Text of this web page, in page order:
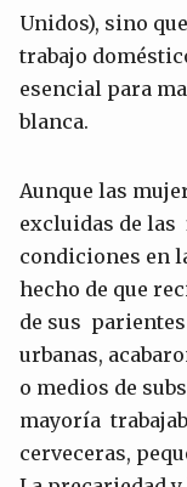
Unidos), sino
trabajo
esencial para
blanca.
Aunque las
excluidas de
condiciones en
hecho de que
de sus
urbanas,
o medios de
mayoría
cerveceras,